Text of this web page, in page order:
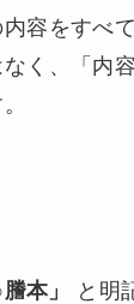
容をすべ
く、「内
本」
と明